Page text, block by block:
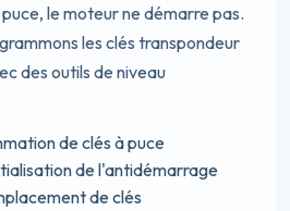
puce, le moteur ne démarre pas.
les clés transpondeur
des outils de niveau
de clés à puce
de l'antidémarrage
de clés